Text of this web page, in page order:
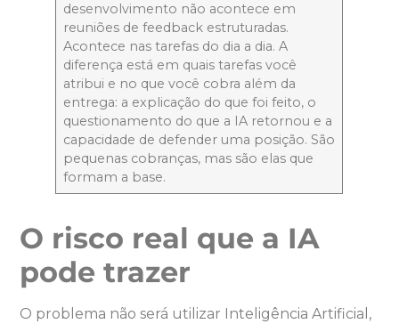
desenvolvimento não acontece em
reuniões de feedback estruturadas.
Acontece nas tarefas do dia a dia. A
diferença está em quais tarefas você
atribui e no que você cobra além da
entrega: a explicação do que foi feito, o
questionamento do que a IA retornou e a
capacidade de defender uma posição. São
pequenas cobranças, mas são elas que
formam a base.
O risco real que a IA
pode trazer
O problema não será utilizar Inteligência Artificial,